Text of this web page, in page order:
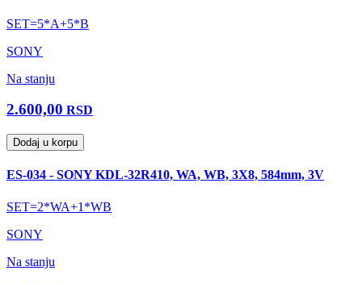
SET=5*A+5*B
SONY
Na stanju
2.600,00 RSD
Dodaj u korpu
ES-034 - SONY KDL-32R410, WA, WB, 3X8, 584mm, 3V
SET=2*WA+1*WB
SONY
Na stanju